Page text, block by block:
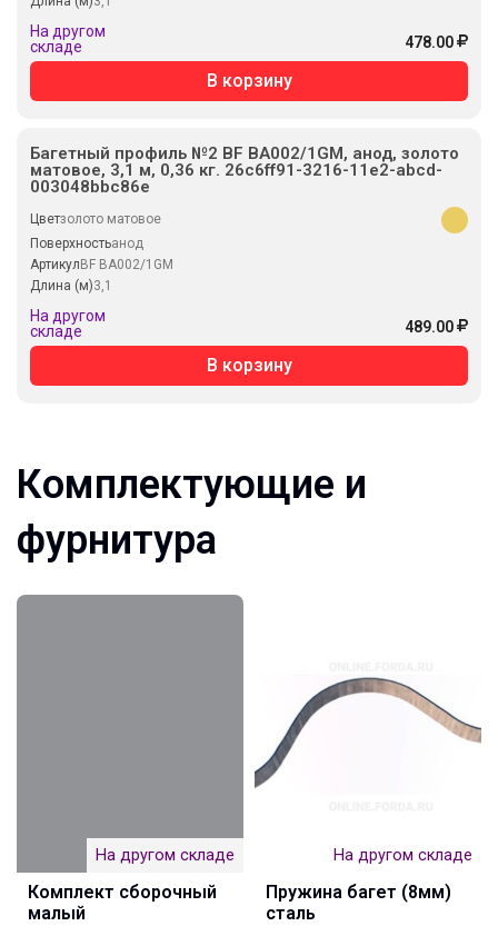
На другом
складе
478.00
В корзину
Багетный профиль №2 BF BA002/1GM, анод, золото
матовое, 3,1 м, 0,36 кг. 26c6ff91-3216-11e2-abcd-
003048bbc86e
Цветзолото матовое
Поверхностьанод
АртикулBF BA002/1GM
Длина (м)3,1
На другом
складе
489.00
В корзину
Комплектующие и
фурнитура
На другом складе
Комплект сборочный
малый
На другом складе
Пружина багет (8мм)
сталь